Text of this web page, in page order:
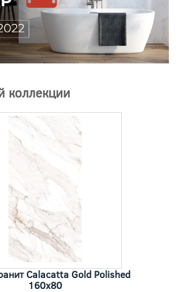
коллекции
Calacatta Gold Polished
160x80